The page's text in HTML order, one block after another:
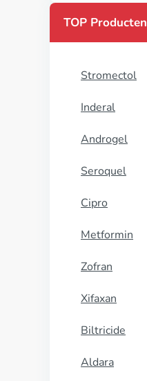
TOP Producten
Stromectol
Inderal
Androgel
Seroquel
Cipro
Metformin
Zofran
Xifaxan
Biltricide
Aldara